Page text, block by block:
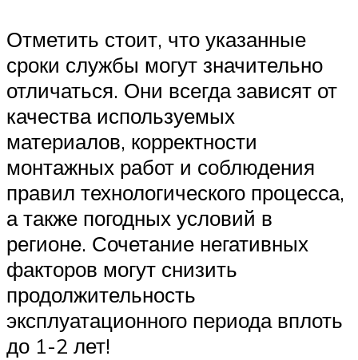
Отметить стоит, что указанные
сроки службы могут значительно
отличаться. Они всегда зависят от
качества используемых
материалов, корректности
монтажных работ и соблюдения
правил технологического процесса,
а также погодных условий в
регионе. Сочетание негативных
факторов могут снизить
продолжительность
эксплуатационного периода вплоть
до 1-2 лет!